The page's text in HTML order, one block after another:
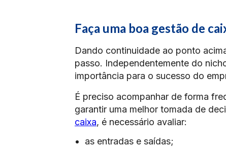
Faça uma boa gestão de
Dando continuidade ao ponto
passo. Independentemente do
importância para o sucesso do
É preciso acompanhar de forma
garantir uma melhor tomada de
caixa, é necessário avaliar:
as entradas e saídas;